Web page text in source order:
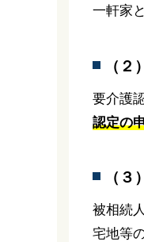
一軒家
（
要介護
認定の
（
被相続
宅地等